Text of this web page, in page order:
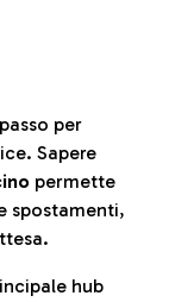
per
Sapere
permette
spostamenti,
hub